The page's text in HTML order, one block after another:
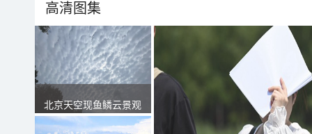
高清图集
北京天空现鱼鳞云景观